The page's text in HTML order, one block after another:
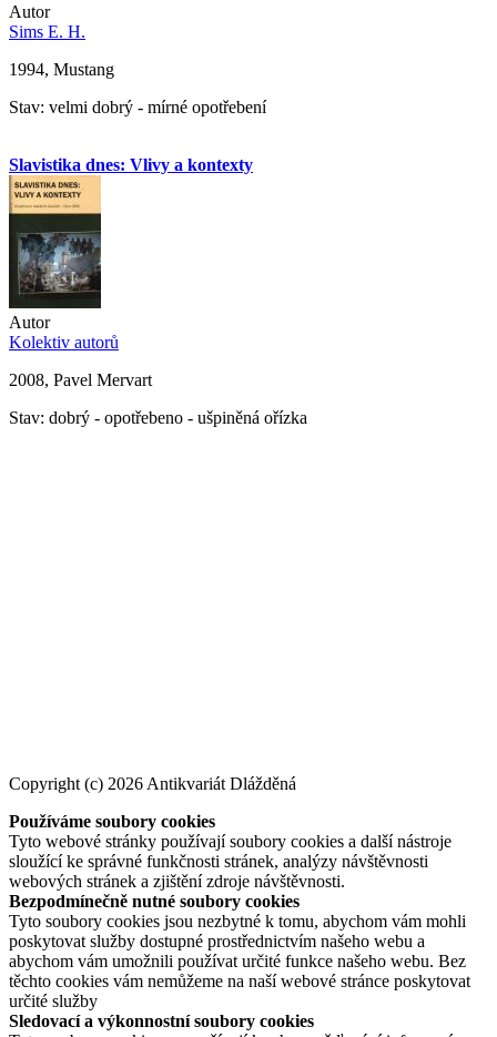
Autor
Sims E. H.
1994, Mustang
Stav: velmi dobrý - mírné opotřebení
Slavistika dnes: Vlivy a kontexty
Autor
Kolektiv autorů
2008, Pavel Mervart
Stav: dobrý - opotřebeno - ušpiněná ořízka
Copyright (c) 2026 Antikvariát Dlážděná
Používáme soubory cookies
Tyto webové stránky používají soubory cookies a další nástroje
sloužící ke správné funkčnosti stránek, analýzy návštěvnosti
webových stránek a zjištění zdroje návštěvnosti.
Bezpodmínečně nutné soubory cookies
Tyto soubory cookies jsou nezbytné k tomu, abychom vám mohli
poskytovat služby dostupné prostřednictvím našeho webu a
abychom vám umožnili používat určité funkce našeho webu. Bez
těchto cookies vám nemůžeme na naší webové stránce poskytovat
určité služby
Sledovací a výkonnostní soubory cookies